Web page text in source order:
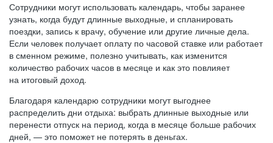
Сотрудники могут использовать календарь, чтобы заранее
узнать, когда будут длинные выходные, и спланировать
поездки, запись к врачу, обучение или другие личные дела.
Если человек получает оплату по часовой ставке или работает
в сменном режиме, полезно учитывать, как изменится
количество рабочих часов в месяце и как это повлияет
на итоговый доход.
Благодаря календарю сотрудники могут выгоднее
распределить дни отдыха: выбрать длинные выходные или
перенести отпуск на период, когда в месяце больше рабочих
дней, — это поможет не потерять в деньгах.